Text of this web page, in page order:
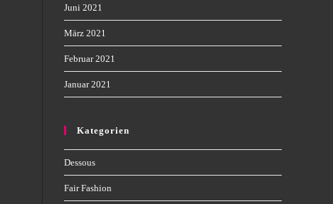
Juni 2021
März 2021
Februar 2021
Januar 2021
Kategorien
Dessous
Fair Fashion